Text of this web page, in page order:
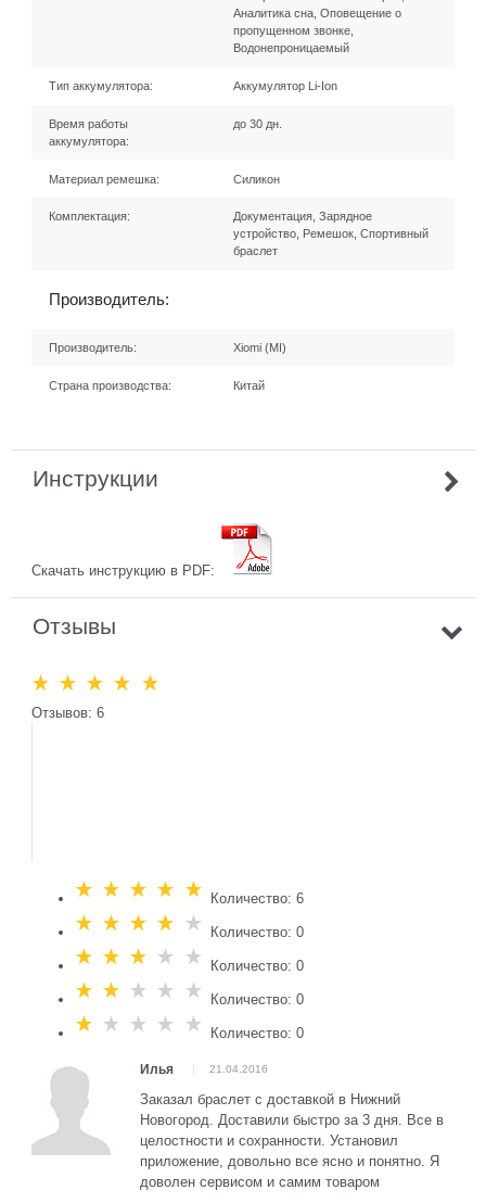
Аналитика сна, Оповещение о
пропущенном звонке,
Водонепроницаемый
Тип аккумулятора: Аккумулятор Li-Ion
Время работы
аккумулятора:
до 30 дн.
Материал ремешка: Силикон
Комплектация:
Документация, Зарядное
устройство, Ремешок, Спортивный
браслет
Производитель:
Производитель: Xiomi (MI)
Страна производства: Китай
Инструкции
Скачать инструкцию в PDF:
Отзывы
Отзывов: 6
Количество: 6
Количество: 0
Количество: 0
Количество: 0
Количество: 0
Илья 21.04.2016
Заказал браслет с доставкой в Нижний
Новогород. Доставили быстро за 3 дня. Все в
целостности и сохранности. Установил
приложение, довольно все ясно и понятно. Я
доволен сервисом и самим товаром